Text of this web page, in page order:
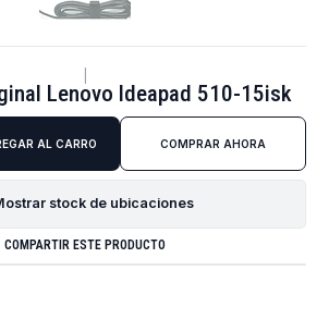
Lenovo Ideapad 510-15isk
AL CARRO COMPRAR AHORA
stock de ubicaciones
COMPARTIR ESTE PRODUCTO